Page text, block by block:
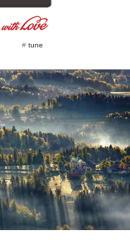
# tune